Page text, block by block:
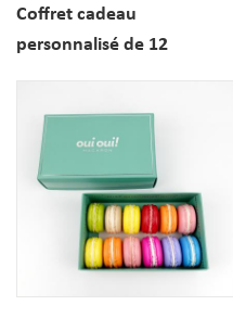
Coffret cadeau
personnalisé de 12
magnétique